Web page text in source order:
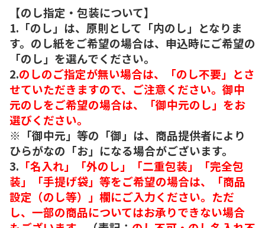
【のし指定・包装について】
1.「のし」は、原則として「内のし」となりま
す。のし紙をご希望の場合は、申込時にご希望の
「のし」を選んでください。
2.のしのご指定が無い場合は、「のし不要」とさ
せていただきますので、ご注意ください。御中
元のしをご希望の場合は、「御中元のし」をお
選びください。
※「御中元」等の「御」は、商品提供者により
ひらがなの「お」になる場合がございます。
3. 「名入れ」「外のし」「二重包装」「完全包
装」「手提げ袋」等をご希望の場合は、「商品
設定（のし等）」欄にご入力ください。ただ
し、一部の商品についてはお承りできない場合